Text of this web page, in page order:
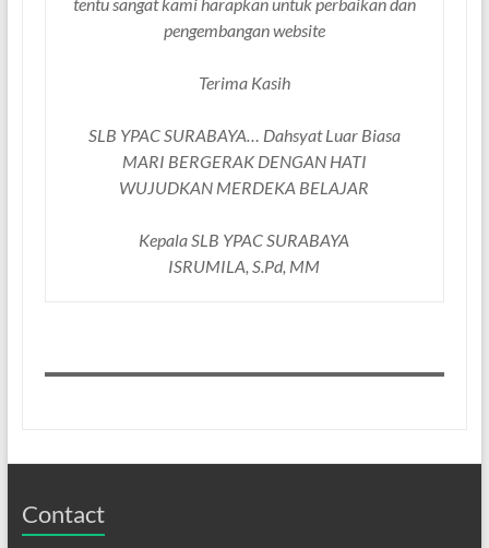
pengembangan website
Terima Kasih
SLB YPAC SURABAYA… Dahsyat Luar Biasa
MARI BERGERAK DENGAN HATI
WUJUDKAN MERDEKA BELAJAR
Kepala SLB YPAC SURABAYA
ISRUMILA, S.Pd, MM
Contact